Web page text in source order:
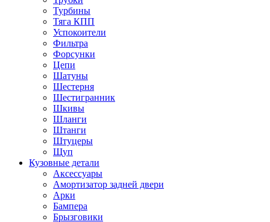
Турбины
Тяга КПП
Успокоители
Фильтра
Форсунки
Цепи
Шатуны
Шестерня
Шестигранник
Шкивы
Шланги
Штанги
Штуцеры
Щуп
Кузовные детали
Аксессуары
Амортизатор задней двери
Арки
Бампера
Брызговики